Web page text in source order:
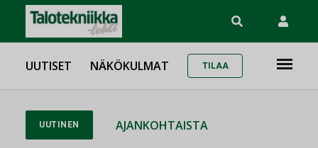
UUTISET NÄKÖKULMAT TILAA
UUTINEN AJANKOHTAISTA